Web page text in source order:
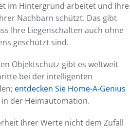
im Hintergrund arbeitet und Ihre
Nachbarn schützt. Das gibt
Ihre Liegenschaften auch ohne
geschützt sind.
Objektschutz gibt es weltweit
bei der intelligenten
entdecken Sie Home-A-Genius
der Heimautomation.
Ihrer Werte nicht dem Zufall